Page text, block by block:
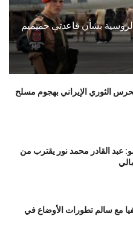
بشأن قاعدتي حميميم
الثوري الإيراني بهجوم مسلح
عبد القادر محمد نور يقترب من
مع سالم تطورات الأوضاع في